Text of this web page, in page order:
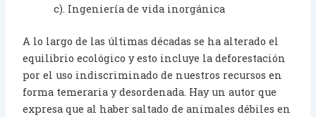
c). Ingeniería de vida inorgánica
A lo largo de las últimas décadas se ha alterado el
equilibrio ecológico y esto incluye la deforestación
por el uso indiscriminado de nuestros recursos en
forma temeraria y desordenada. Hay un autor que
expresa que al haber saltado de animales débiles en